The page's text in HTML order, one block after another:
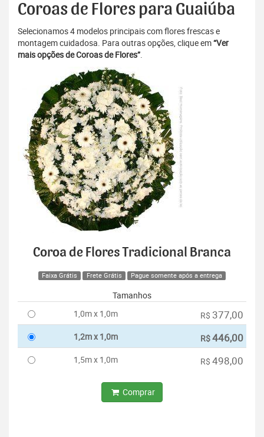
Coroas de Flores para Guaiúba
Selecionamos 4 modelos principais com flores frescas e
montagem cuidadosa. Para outras opções, clique em“Ver
mais opções de Coroas de Flores”.
Coroa de Flores Tradicional Branca
Faixa Grátis Frete Grátis Pague somente após a entrega
Tamanhos
1,0m x 1,0m
R$ 377,00
1,2m x 1,0m R$446,00
1,5m x 1,0m R$ 498,00
Comprar